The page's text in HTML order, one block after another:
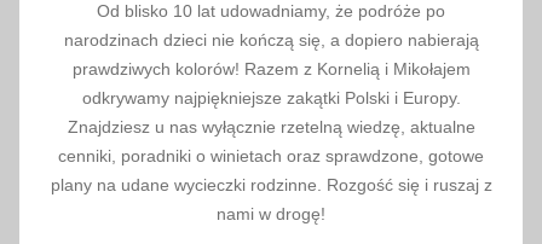
Od blisko 10 lat udowadniamy, że podróże po
narodzinach dzieci nie kończą się, a dopiero nabierają
prawdziwych kolorów! Razem z Kornelią i Mikołajem
odkrywamy najpiękniejsze zakątki Polski i Europy.
Znajdziesz u nas wyłącznie rzetelną wiedzę, aktualne
cenniki, poradniki o winietach oraz sprawdzone, gotowe
plany na udane wycieczki rodzinne. Rozgość się i ruszaj z
nami w drogę!